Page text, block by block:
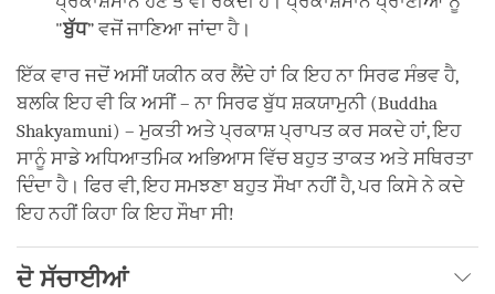
"ਬੁੱਧ” ਵਜੋਂ ਜਾਣਿਆ ਜਾਂਦਾ ਹੈ।
ਇੱਕ ਵਾਰ ਜਦੋਂ ਅਸੀਂ ਯਕੀਨ ਕਰ ਲੈਂਦੇ ਹਾਂ ਕਿ ਇਹ ਨਾ ਸਿਰਫ ਸੰਭਵ ਹੈ,
ਬਲਕਿ ਇਹ ਵੀ ਕਿ ਅਸੀਂ – ਨਾ ਸਿਰਫ ਬੁੱਧ ਸ਼ਕਯਾਮੁਨੀ (Buddha
Shakyamuni) – ਮੁਕਤੀ ਅਤੇ ਪ੍ਰਕਾਸ਼ ਪ੍ਰਾਪਤ ਕਰ ਸਕਦੇ ਹਾਂ, ਇਹ
ਸਾਨੂੰ ਸਾਡੇ ਅਧਿਆਤਮਿਕ ਅਭਿਆਸ ਵਿੱਚ ਬਹੁਤ ਤਾਕਤ ਅਤੇ ਸਥਿਰਤਾ
ਦਿੰਦਾ ਹੈ। ਫਿਰ ਵੀ, ਇਹ ਸਮਝਣਾ ਬਹੁਤ ਸੌਖਾ ਨਹੀਂ ਹੈ, ਪਰ ਕਿਸੇ ਨੇ ਕਦੇ
ਇਹ ਨਹੀਂ ਕਿਹਾ ਕਿ ਇਹ ਸੌਖਾ ਸੀ!
ਦੋ ਸੱਚਾਈਆਂ